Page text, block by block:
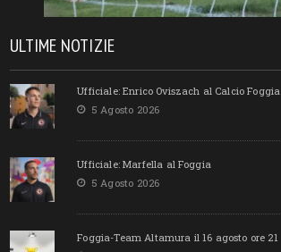
ULTIME NOTIZIE
Ufficiale: Enrico Oviszach al Calcio Foggia
5 Agosto 2026
Ufficiale: Marfella al Foggia
5 Agosto 2026
Foggia-Team Altamura il 16 agosto ore 21